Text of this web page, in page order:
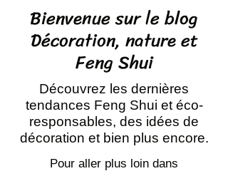
Bienvenue sur le blog
Décoration, nature et
Feng Shui
Découvrez les dernières
tendances Feng Shui et éco-
responsables, des idées de
décoration et bien plus encore.
Pour aller plus loin dans